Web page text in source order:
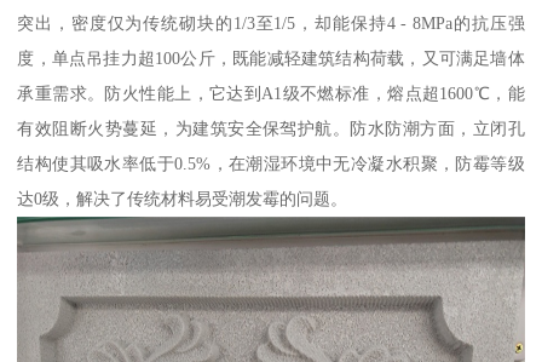
突出，密度仅为传统砌块的1/3至1/5，却能保持4 - 8MPa的抗压强
度，单点吊挂力超100公斤，既能减轻建筑结构荷载，又可满足墙体
承重需求。防火性能上，它达到A1级不燃标准，熔点超1600℃，能
有效阻断火势蔓延，为建筑安全保驾护航。防水防潮方面，立闭孔
结构使其吸水率低于0.5%，在潮湿环境中无冷凝水积聚，防霉等级
达0级，解决了传统材料易受潮发霉的问题。